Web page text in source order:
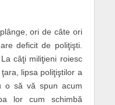
ori de câte ori
deficit de poliţişti.
câţi miliţieni roiesc
lipsa poliţiştilor a
o să vă spun acum
lor cum schimbă